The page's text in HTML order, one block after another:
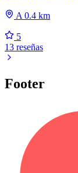
A 0.4 km
5
13 reseñas
Footer